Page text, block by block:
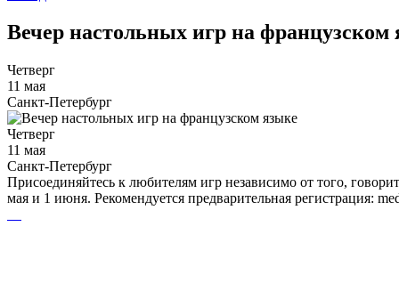
Вечер настольных игр на французском
Четверг
11 мая
Санкт-Петербург
Четверг
11 мая
Санкт-Петербург
Присоединяйтесь к любителям игр независимо от того,
мая и 1 июня. Рекомендуется предварительная регистрация: